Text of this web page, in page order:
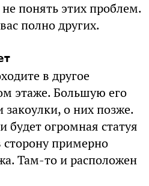
понять этих проблем.
полно других.
в другое
этаже. Большую его
закоулки, о них позже.
огромная статуя
сторону примерно
Там-то и расположен